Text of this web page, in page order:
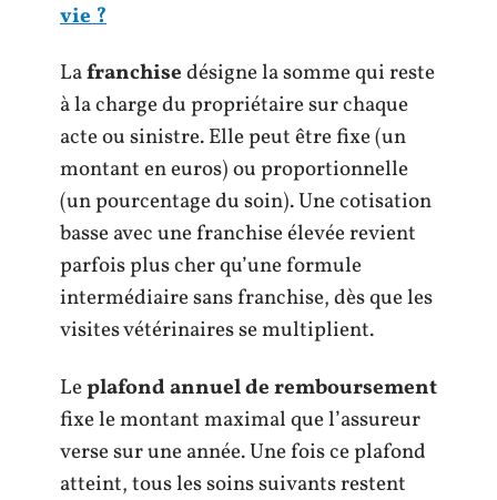
vie ?
Lafranchisedésigne la somme qui reste
à la charge du propriétaire sur chaque
acte ou sinistre. Elle peut être fixe (un
montant en euros) ou proportionnelle
(un pourcentage du soin). Une cotisation
basse avec une franchise élevée revient
parfois plus cher qu’une formule
intermédiaire sans franchise, dès que les
visites vétérinaires se multiplient.
Leplafond annuel de remboursement
fixe le montant maximal que l’assureur
verse sur une année. Une fois ce plafond
atteint, tous les soins suivants restent